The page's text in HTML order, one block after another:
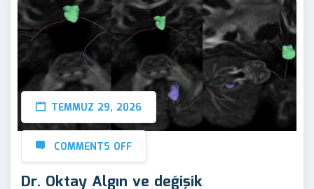
TEMMUZ 29, 2026
COMMENTS OFF
Dr. Oktay Algın ve değişik